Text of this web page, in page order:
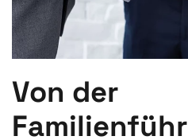
Von der